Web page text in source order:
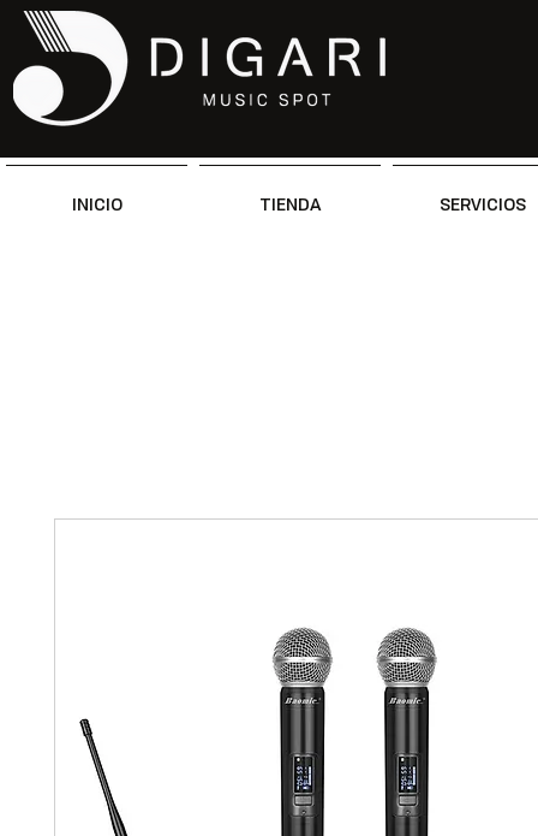
INICIO TIENDA SERVICIOS